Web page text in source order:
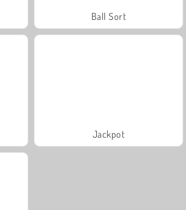
Ball Sort
Jackpot